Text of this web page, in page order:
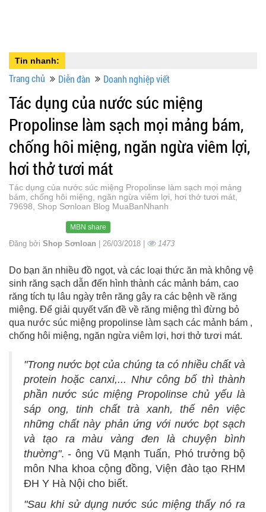
Tin nhanh:
Trang chủ Diễn đàn Doanh nghiệp viết
Tác dụng của nước súc miệng
Propolinse làm sạch mọi mảng bám,
chống hôi miệng, ngăn ngừa viêm lợi,
hơi thở tươi mát
Tác dụng của nước súc miệng Propolinse làm sạch mọi mảng
bám, chống hôi miệng, ngăn ngừa viêm lợi, hơi thở tươi mát,
79698, Shop Sơnloan Blog MuaBanNhanh
MBN share
Đăng bởi Shop Sơnloan | 26/03/2018 | 1473
Do bạn ăn nhiều đồ ngọt, và các loại thức ăn mà không vệ
sinh răng sạch dẫn đến hình thành các mảnh bám, cao
răng tích tụ lâu ngày trên răng gây ra các bệnh về răng
miệng. Để giải quyết vấn đề về răng miệng thì đừng bỏ
qua nước súc miệng propolinse làm sạch các mảnh bám ,
chống hôi miệng, ngăn ngừa viêm lợi, hơi thở tươi mát.
"Trong nước bọt của chúng ta có nhiều chất và
protein hoặc canxi,... Như công bố thì thành
phần nước súc miệng Propolinse chủ yếu là
sáp ong, tinh chất trà xanh, thế nên việc
những chất này phản ứng với nước bọt sạch
và tạo ra màu vàng đen là chuyện bình
thường". - ông Vũ Mạnh Tuấn, Phó trưởng bộ
môn Nha khoa cộng đồng, Viện đào tạo RHM
ĐH Y Hà Nội cho biết.
"Sau khi sử dụng nước súc miệng thấy nó ra